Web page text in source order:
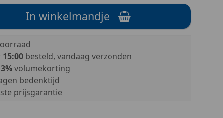
In winkelmandje
15:00besteld, vandaag verzonden
volumekorting
bedenktijd
prijsgarantie